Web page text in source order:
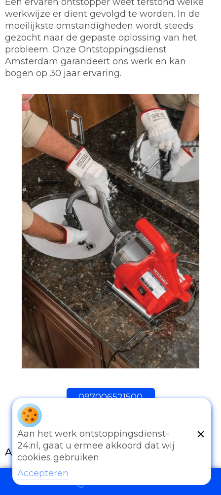
097006521500
werkwijze er dient gevolgd te worden. In de
moeilijkste omstandigheden wordt steeds
gezocht naar de gepaste oplossing van het
probleem. Onze Ontstoppingsdienst
Amsterdam garandeert ons werk en kan
bogen op 30 jaar ervaring.
Andere diensten
Eender welk probleem van afvoer of
rioleringswerken kan u met ons bespreken.
Aan het werk ontstoppingsdienst-
24.nl, gaat u ermee akkoord dat wij
cookies gebruiken
Accepteren